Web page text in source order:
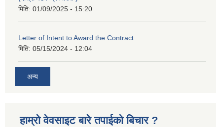
मिति: 01/09/2025 - 15:20
Letter of Intent to Award the Contract
मिति: 05/15/2024 - 12:04
अन्य
हाम्रो वेवसाइट बारे तपाईको बिचार ?